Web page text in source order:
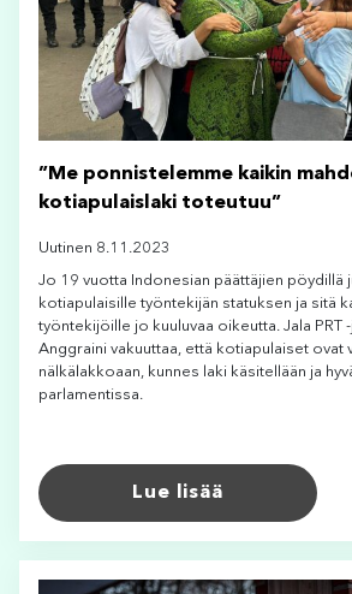
”Me ponnistelemme kaikin
kotiapulaislaki toteutuu”
Uutinen 8.11.2023
Jo 19 vuotta Indonesian päättäjien pöydillä
kotiapulaisille työntekijän statuksen ja sitä
työntekijöille jo kuuluvaa oikeutta. Jala PRT
Anggraini vakuuttaa, että kotiapulaiset ovat
nälkälakkoaan, kunnes laki käsitellään ja
parlamentissa.
Lue lisää